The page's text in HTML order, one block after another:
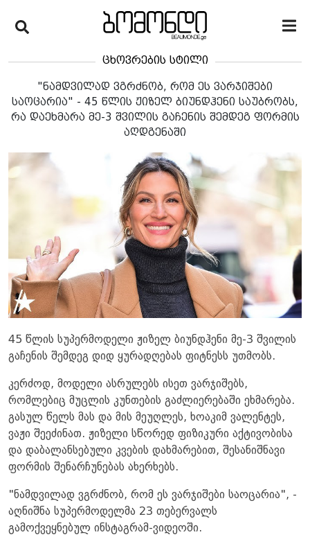
ცხოვრების სტილი
"ნამდვილად ვგრძნობ, რომ ეს ვარჯიშები
საოცარია" - 45 წლის ჟიზელ ბიუნდჰენი საუბრობს,
რა დაეხმარა მე-3 შვილის გაჩენის შემდეგ ფორმის
აღდგენაში
45 წლის სუპერმოდელი ჟიზელ ბიუნდჰენი მე-3 შვილის
გაჩენის შემდეგ დიდ ყურადღებას ფიტნესს უთმობს.
კერძოდ, მოდელი ასრულებს ისეთ ვარჯიშებს,
რომლებიც მუცლის კუნთების გაძლიერებაში ეხმარება.
გასულ წელს მას და მის მეუღლეს, ხოაკიმ ვალენტეს,
ვაჟი შეეძინათ. ჟიზელი სწორედ ფიზიკური აქტივობისა
და დაბალანსებული კვების დახმარებით, შესანიშნავი
ფორმის შენარჩუნებას ახერხებს.
"ნამდვილად ვგრძნობ, რომ ეს ვარჯიშები საოცარია", -
აღნიშნა სუპერმოდელმა 23 თებერვალს
გამოქვეყნებულ ინსტაგრამ-ვიდეოში.